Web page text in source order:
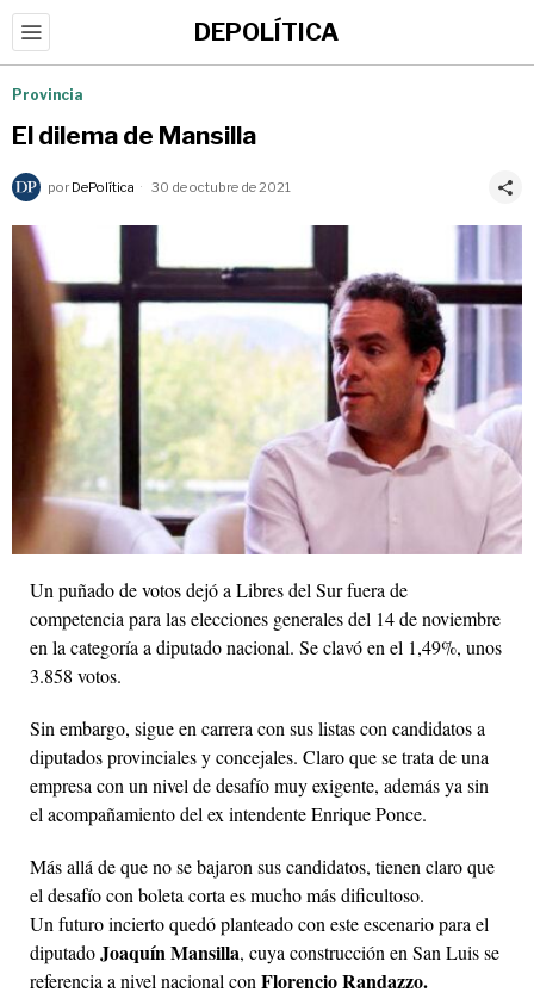
DEPOLÍTICA
Provincia
El dilema de Mansilla
por DePolítica 30 de octubre de 2021
Un puñado de votos dejó a Libres del Sur fuera de
competencia para las elecciones generales del 14 de noviembre
en la categoría a diputado nacional. Se clavó en el 1,49%, unos
3.858 votos.
Sin embargo, sigue en carrera con sus listas con candidatos a
diputados provinciales y concejales. Claro que se trata de una
empresa con un nivel de desafío muy exigente, además ya sin
el acompañamiento del ex intendente Enrique Ponce.
Más allá de que no se bajaron sus candidatos, tienen claro que
el desafío con boleta corta es mucho más dificultoso.
Un futuro incierto quedó planteado con este escenario para el
diputadoJoaquín Mansilla, cuya construcción en San Luis se
referencia a nivel nacional conFlorencio Randazzo.